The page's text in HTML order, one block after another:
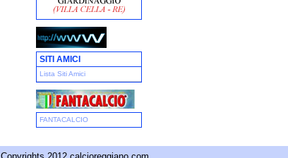
SITI AMICI
Lista Siti Amici
FANTACALCIO